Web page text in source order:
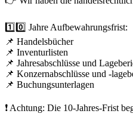
1️⃣0️⃣ Jahre Aufbewahrungsfrist:
📌 Handelsbücher
📌 Inventurlisten
📌 Jahresabschlüsse und
📌 Konzernabschlüsse und -
📌 Buchungsunterlagen
❗ Achtung: Die 10-Jahres-Frist